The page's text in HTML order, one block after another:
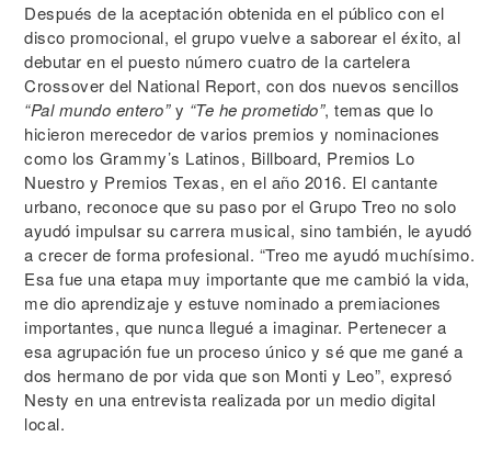
Después de la aceptación obtenida en el público con el
disco promocional, el grupo vuelve a saborear el éxito, al
debutar en el puesto número cuatro de la cartelera
Crossover del National Report, con dos nuevos sencillos
“Pal mundo entero”y “Te he prometido”, temas que lo
hicieron merecedor de varios premios y nominaciones
como los Grammy’s Latinos, Billboard, Premios Lo
Nuestro y Premios Texas, en el año 2016. El cantante
urbano, reconoce que su paso por el Grupo Treo no solo
ayudó impulsar su carrera musical, sino también, le ayudó
a crecer de forma profesional. “Treo me ayudó muchísimo.
Esa fue una etapa muy importante que me cambió la vida,
me dio aprendizaje y estuve nominado a premiaciones
importantes, que nunca llegué a imaginar. Pertenecer a
esa agrupación fue un proceso único y sé que me gané a
dos hermano de por vida que son Monti y Leo”, expresó
Nesty en una entrevista realizada por un medio digital
local.